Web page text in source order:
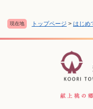
現在地 トップページ > はじめ